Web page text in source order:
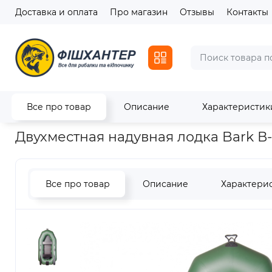
Доставка и оплата Про магазин Отзывы Контакты
Все про товар Описание
Главная Лодки Надувные лодки Двухместная
Двухместная надувная лодка Bark
Все про товар Описание